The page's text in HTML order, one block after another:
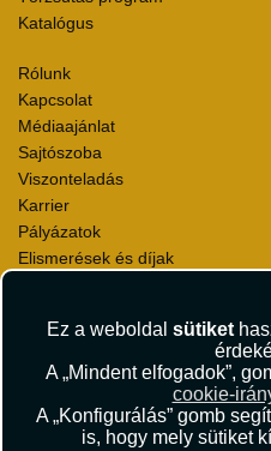
Ez a weboldal sütiket
A „Mindent elfogadok”,
cookie-
A „Konfigurálás” gomb
is, hogy mely sütiket
Katalógus
Rólunk
Kapcsolat
Médiaajánlat
Sajtószoba
Viszonteladás
Karrier
Pályázatok
Elismerések és díjak
Utazási Csomag Szerződési
Útlemondás-biztosítás
Utasbiztosítás Szerződési
Repülőjegy Szerződési Feltételek
Adatvédelem